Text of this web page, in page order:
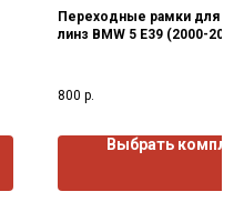
Переходные рамки для
линз BMW 5 E39 (2000-
800 р.
Выбрать